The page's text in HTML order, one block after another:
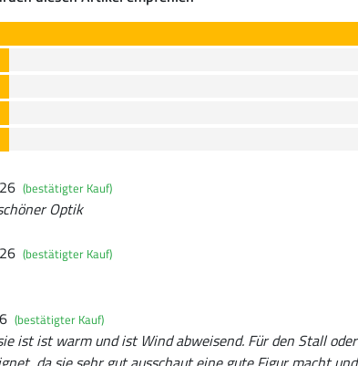
(bestätigter Kauf)
Optik
(bestätigter Kauf)
(bestätigter Kauf)
ist ist warm und ist Wind abweisend. Für den Stall